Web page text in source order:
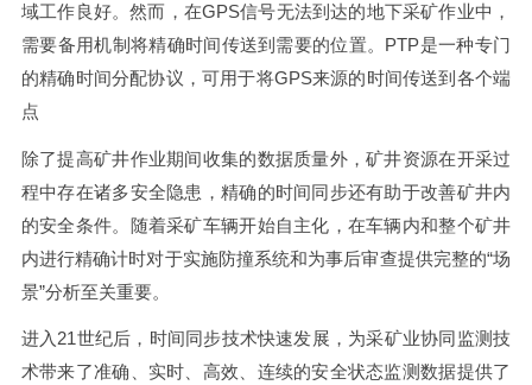
域工作良好。然而，在GPS信号无法到达的地下采矿作业中，
需要备用机制将精确时间传送到需要的位置。PTP是一种专门
的精确时间分配协议，可用于将GPS来源的时间传送到各个端
点
除了提高矿井作业期间收集的数据质量外，矿井资源在开采过
程中存在诸多安全隐患，精确的时间同步还有助于改善矿井内
的安全条件。随着采矿车辆开始自主化，在车辆内和整个矿井
内进行精确计时对于实施防撞系统和为事后审查提供完整的“场
景”分析至关重要。
进入21世纪后，时间同步技术快速发展，为采矿业协同监测技
术带来了准确、实时、高效、连续的安全状态监测数据提供了